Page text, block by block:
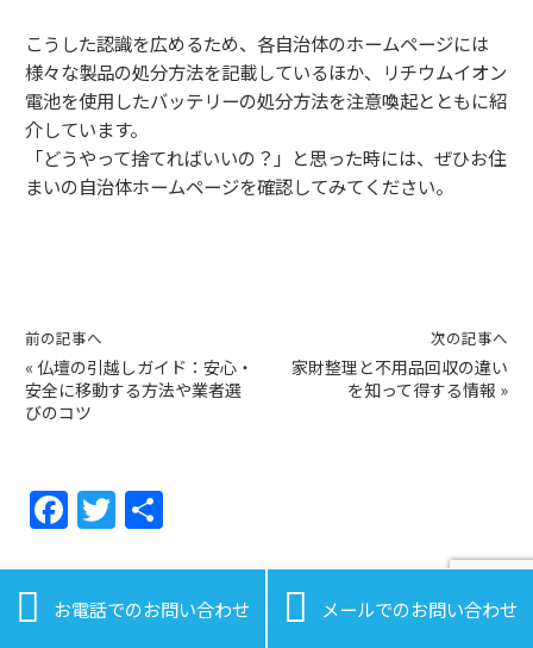
こうした認識を広めるため、各自治体のホームページには
様々な製品の処分方法を記載しているほか、リチウムイオン
電池を使用したバッテリーの処分方法を注意喚起とともに紹
介しています。
「どうやって捨てればいいの？」と思った時には、ぜひお住
まいの自治体ホームページを確認してみてください。
前の記事へ
« 仏壇の引越しガイド：安心・
安全に移動する方法や業者選
びのコツ
次の記事へ
家財整理と不用品回収の違い
を知って得する情報 »
F
a
c
e
T
w
itt
er
 お電話でのお問い合わせ  メールでのお問い合わせ